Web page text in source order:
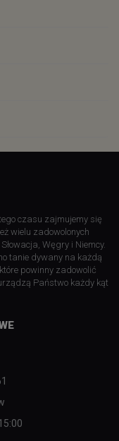
czasu zajmujemy się
wielu zadowolonych
Węgry i Niemcy.
tanie dywany na każdą
powinny zadowolić
Państwo każdy kąt